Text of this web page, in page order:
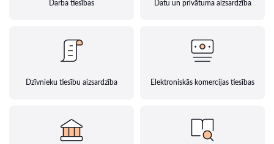
Darba tiesības Datu un privātuma aizsardzība
Dzīvnieku tiesību aizsardzība Elektroniskās komercijas tiesības